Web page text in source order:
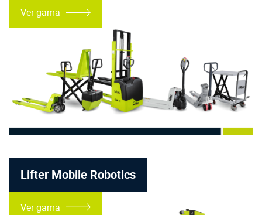
Ver gama
Lifter Mobile Robotics
Ver gama